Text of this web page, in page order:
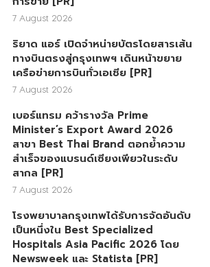
7 August 2026
ริยาด แอร์ เปิดจำหน่ายบัตรโดยสารเส้น
ทางบินตรงสู่กรุงเทพฯ เดินหน้าขยาย
เครือข่ายการบินทั่วเอเชีย [PR]
7 August 2026
เบอร์แทรม คว้ารางวัล Prime
Minister’s Export Award 2026
สาขา Best Thai Brand ตอกย้ำความ
สำเร็จของแบรนด์เซียงเพียวในระดับ
สากล [PR]
7 August 2026
โรงพยาบาลกรุงเทพได้รับการจัดอันดับ
เป็นหนึ่งใน Best Specialized
Hospitals Asia Pacific 2026 โดย
Newsweek และ Statista [PR]